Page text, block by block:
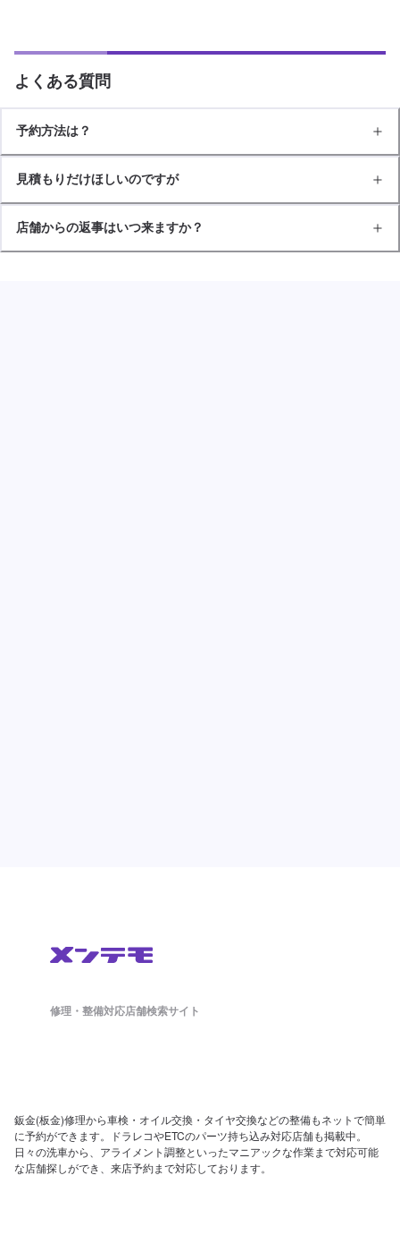
よくある質問
予約方法は？
見積もりだけほしいのですが
店舗からの返事はいつ来ますか？
修理・整備対応店舗検索サイト
鈑金(板金)修理から車検・オイル交換・タイヤ交換などの整備もネットで簡単
に予約ができます。ドラレコやETCのパーツ持ち込み対応店舗も掲載中。
日々の洗車から、アライメント調整といったマニアックな作業まで対応可能
な店舗探しができ、来店予約まで対応しております。